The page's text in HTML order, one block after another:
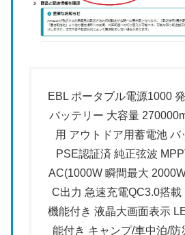
EBL ポータブル電源1000
バッテリー 大容量
用 アウトドア用蓄電池
PSE認証済 純正弦波
AC(1000W 瞬間最大
C出力 急速充電QC3.0搭載
機能付き 液晶大画面表示
能付き キャンプ/車中泊/防